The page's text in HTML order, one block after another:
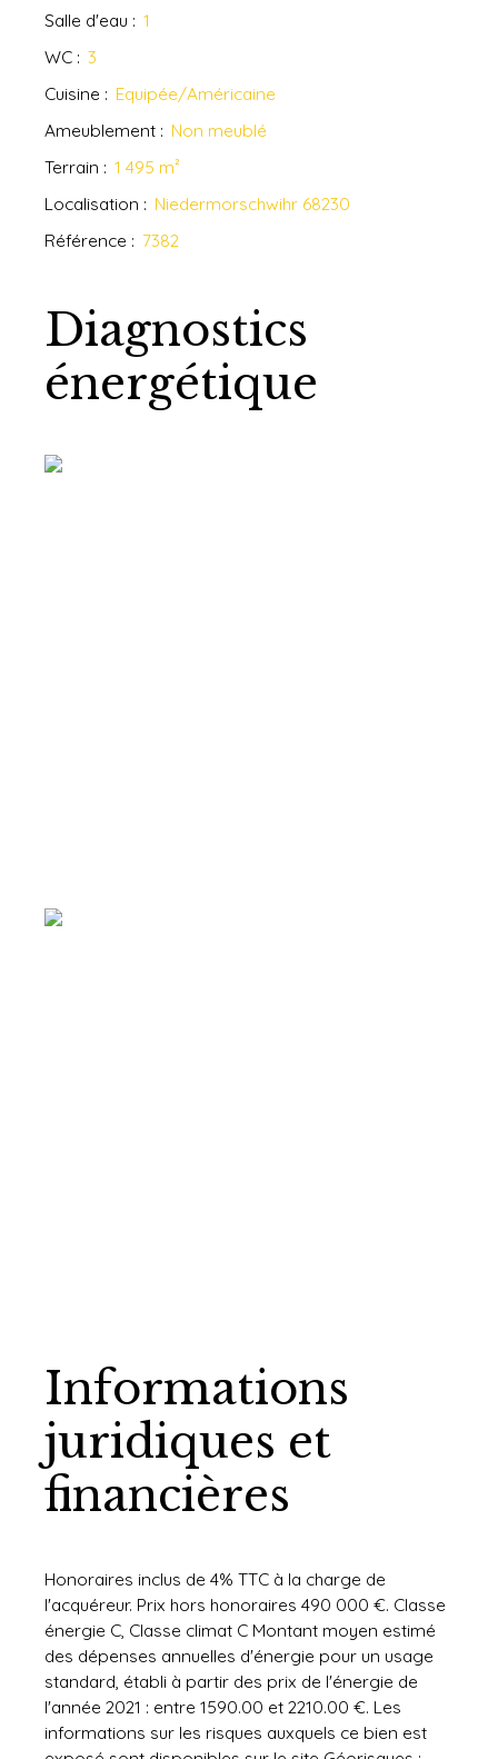
Salle d'eau : 1
WC : 3
Cuisine : Equipée/Américaine
Ameublement : Non meublé
Terrain : 1 495 m²
Localisation : Niedermorschwihr 68230
Référence : 7382
Diagnostics
énergétique
Informations
juridiques et
financières
Honoraires inclus de 4% TTC à la charge de
l'acquéreur. Prix hors honoraires 490 000 €. Classe
énergie C, Classe climat C Montant moyen estimé
des dépenses annuelles d'énergie pour un usage
standard, établi à partir des prix de l'énergie de
l'année 2021 : entre 1590.00 et 2210.00 €. Les
informations sur les risques auxquels ce bien est